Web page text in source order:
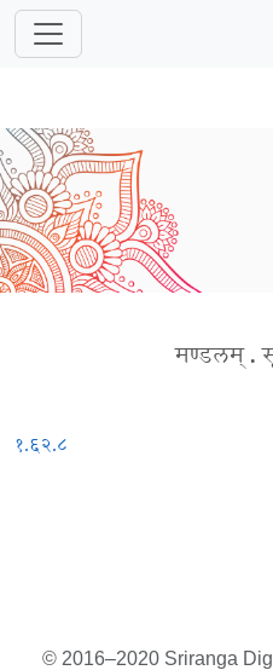
मण्डलम् .
१.६२.८
© 2016–2020 Sriranga